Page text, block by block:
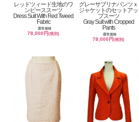
レッドツィード生地のワ
ンピーススーツ
Dress Suit With Red Tweed
Fabric
通常価格
78,000円(税別)
グレーサブリナパンツｘ
ジャケットのセットアッ
プスーツ
Gray Suit with Cropped
Pants
通常価格
78,000円(税別)